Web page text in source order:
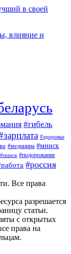
в своей
влияние и
#гибель
#здоровье
#медицина #минск
#пинск #подорожание
#россия
Все права
разрешается
статьи.
с открытых
права на